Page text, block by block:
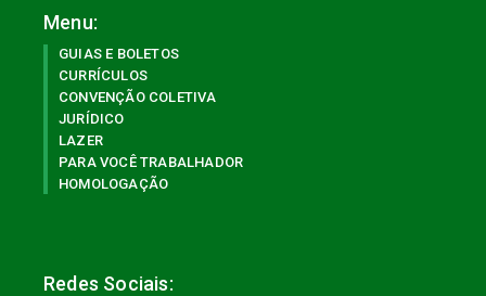
Menu:
GUIAS E BOLETOS
CURRÍCULOS
CONVENÇÃO COLETIVA
JURÍDICO
LAZER
PARA VOCÊ TRABALHADOR
HOMOLOGAÇÃO
Redes Sociais: